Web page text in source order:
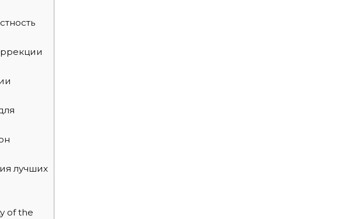
лучших
of the